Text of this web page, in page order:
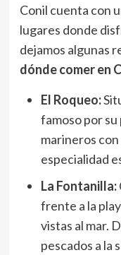
Conil cuenta con
lugares donde
dejamos algunas
dónde comer en
El Roqueo:
famoso por
marineros
especialidad
La Fontanilla:
frente a la
vistas al mar.
pescados a la